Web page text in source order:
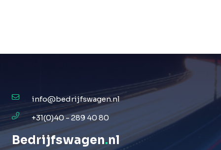
info@bedrijfswagen.nl
+31(0)40 - 289 40 80
Bedrijfswagen.nl